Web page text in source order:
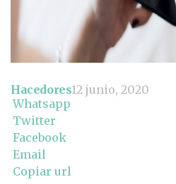
Hacedores12 junio, 2020
Whatsapp
Twitter
Facebook
Email
Copiar url